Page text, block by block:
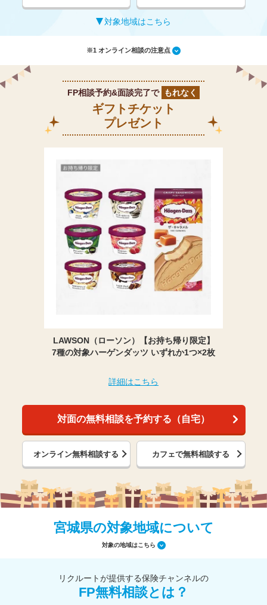
対象地域はこちら
※1 オンライン相談の注意点
FP相談予約&面談完了で もれなく
ギフトチケット
プレゼント
LAWSON（ローソン）【お持ち帰り限定】
7種の対象ハーゲンダッツ いずれか1つ×2枚
詳細はこちら
対面の無料相談を予約する（自宅）
オンライン無料相談する カフェで無料相談する
宮城県の対象地域について
対象の地域はこちら
リクルートが提供する保険チャンネルの
FP無料相談とは？